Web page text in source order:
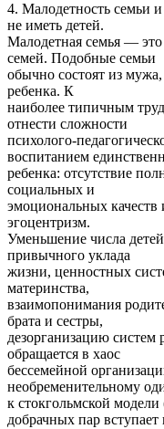
4. Малодетность семьи
не иметь детей.
Малодетная семья —
семей. Подобные семьи
обычно состоят из
ребенка. К
наиболее типичным
отнести сложности
психолого-
воспитанием
ребенка: отсутствие
социальных и
эмоциональных
эгоцентризм.
Уменьшение числа детей
привычного уклада
жизни, ценностных
материнства,
взаимопонимания
брата и сестры,
дезорганизацию систем
обращается в хаос
бессемейной
необременительному
к стокгольмской
добрачных пар вступает